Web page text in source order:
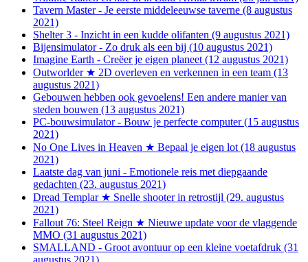
Tavern Master - Je eerste middeleeuwse taverne (8 augustus
2021)
Shelter 3 - Inzicht in een kudde olifanten (9 augustus 2021)
Bijensimulator - Zo druk als een bij (10 augustus 2021)
Imagine Earth - Creëer je eigen planeet (12 augustus 2021)
Outworlder ★ 2D overleven en verkennen in een team (13
augustus 2021)
Gebouwen hebben ook gevoelens! Een andere manier van
steden bouwen (13 augustus 2021)
PC-bouwsimulator - Bouw je perfecte computer (15 augustus
2021)
No One Lives in Heaven ★ Bepaal je eigen lot (18 augustus
2021)
Laatste dag van juni - Emotionele reis met diepgaande
gedachten (23. augustus 2021)
Dread Templar ★ Snelle shooter in retrostijl (29. augustus
2021)
Fallout 76: Steel Reign ★ Nieuwe update voor de vlaggende
MMO (31 augustus 2021)
SMALLAND - Groot avontuur op een kleine voetafdruk (31
augustus 2021)